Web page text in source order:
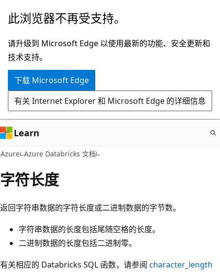
跳
主
要
内
此浏览器不再受支持。
请升级到 Microsoft Edge 以使用最新的功能、安全更新和
技术支持。
下载 Microsoft Edge
有关 Internet Explorer 和 Microsoft Edge 的详细信息
Learn
Azure Azure Databricks 文档
字符长度
返回字符串数据的字符长度或二进制数据的字节数。
字符串数据的长度包括尾随空格的长度。
二进制数据的长度包括二进制零。
有关相应的 Databricks SQL 函数，请参阅 character_length